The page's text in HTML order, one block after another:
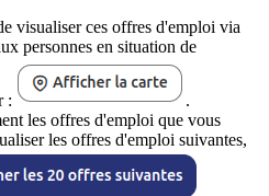
visualiser ces offres d'emploi via
personnes en situation de
:
.
les offres d'emploi que vous
les offres d'emploi suivantes,